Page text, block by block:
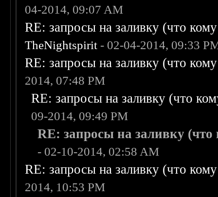
04-2014, 09:07 AM
RE: запросы на заливку (что
TheNightspirit - 02-04-2014, 09:33
RE: запросы на заливку (что
2014, 07:48 PM
RE: запросы на заливку (что
09-2014, 09:49 PM
RE: запросы на заливку
- 02-10-2014, 02:58 AM
RE: запросы на заливку (что
2014, 10:53 PM